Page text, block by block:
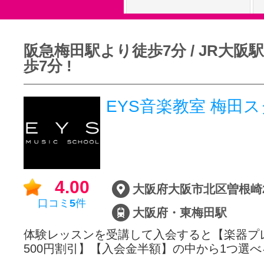
特集をみる
グッドスク
サイトマッ
阪急梅田駅より徒歩7分 / JR大阪
歩7分 !
EYS音楽教室 梅田
4.00
口コミ 5件
大阪府・東梅田駅
体験レッスンを受講して入会すると【楽器プ
500円割引】【入会金半額】の中から1つ選